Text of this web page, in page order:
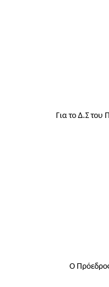
Για το Δ.Σ του
Ο